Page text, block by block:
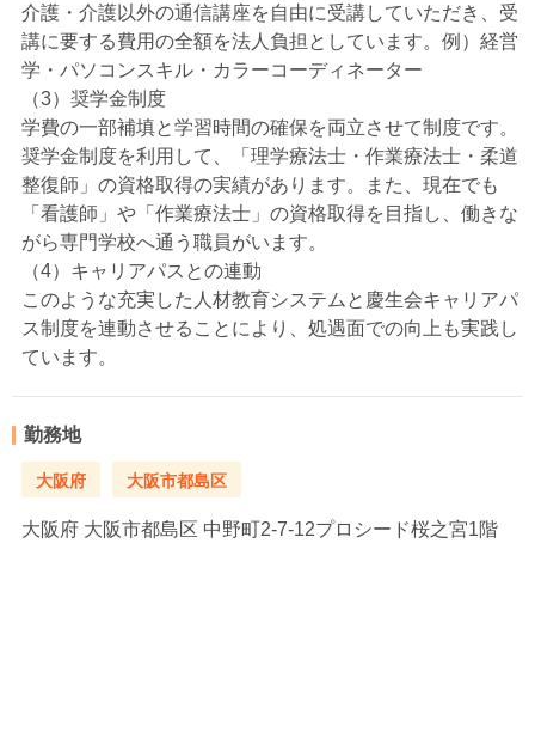
介護・介護以外の通信講座を自由に受講していただき、受
講に要する費用の全額を法人負担としています。例）経営
学・パソコンスキル・カラーコーディネーター
（3）奨学金制度
学費の一部補填と学習時間の確保を両立させて制度です。
奨学金制度を利用して、「理学療法士・作業療法士・柔道
整復師」の資格取得の実績があります。また、現在でも
「看護師」や「作業療法士」の資格取得を目指し、働きな
がら専門学校へ通う職員がいます。
（4）キャリアパスとの連動
このような充実した人材教育システムと慶生会キャリアパ
ス制度を連動させることにより、処遇面での向上も実践し
ています。
勤務地
大阪府 大阪市都島区
大阪府 大阪市都島区 中野町2-7-12プロシード桜之宮1階